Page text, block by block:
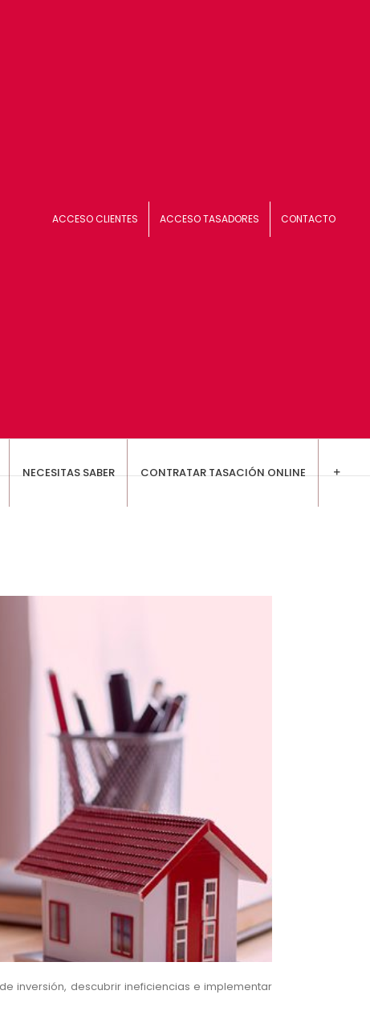
ACCESO CLIENTES ACCESO TASADORES CONTACTO
NECESITAS SABER CONTRATAR TASACIÓN ONLINE
inversión, descubrir ineficiencias e implementar